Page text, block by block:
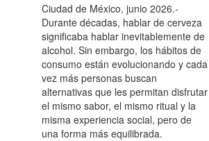
Ciudad de México, junio 2026.-
Durante décadas, hablar de cerveza
significaba hablar inevitablemente de
alcohol. Sin embargo, los hábitos de
consumo están evolucionando y cada
vez más personas buscan
alternativas que les permitan disfrutar
el mismo sabor, el mismo ritual y la
misma experiencia social, pero de
una forma más equilibrada.